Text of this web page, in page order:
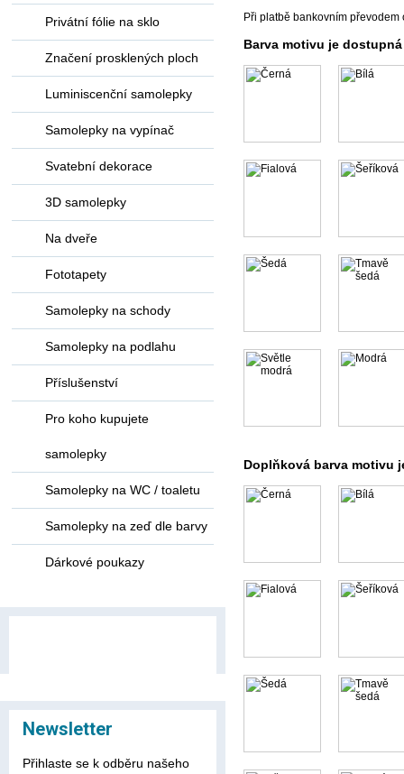
Při platbě bankovním
Barva motivu je
Doplňková barva motivu
Privátní fólie na sklo
Značení prosklených ploch
Luminiscenční samolepky
Samolepky na vypínač
Svatební dekorace
3D samolepky
Na dveře
Fototapety
Samolepky na schody
Samolepky na podlahu
Příslušenství
Pro koho kupujete
samolepky
Samolepky na WC / toaletu
Samolepky na zeď dle barvy
Dárkové poukazy
Newsletter
Přihlaste se k odběru našeho